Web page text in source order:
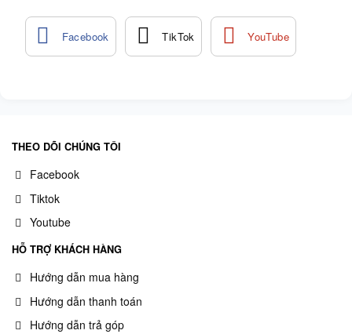
THEO DÕI CHÚNG TÔI
Facebook
Tiktok
Youtube
HỖ TRỢ KHÁCH HÀNG
Hướng dẫn mua hàng
Hướng dẫn thanh toán
Hướng dẫn trả góp